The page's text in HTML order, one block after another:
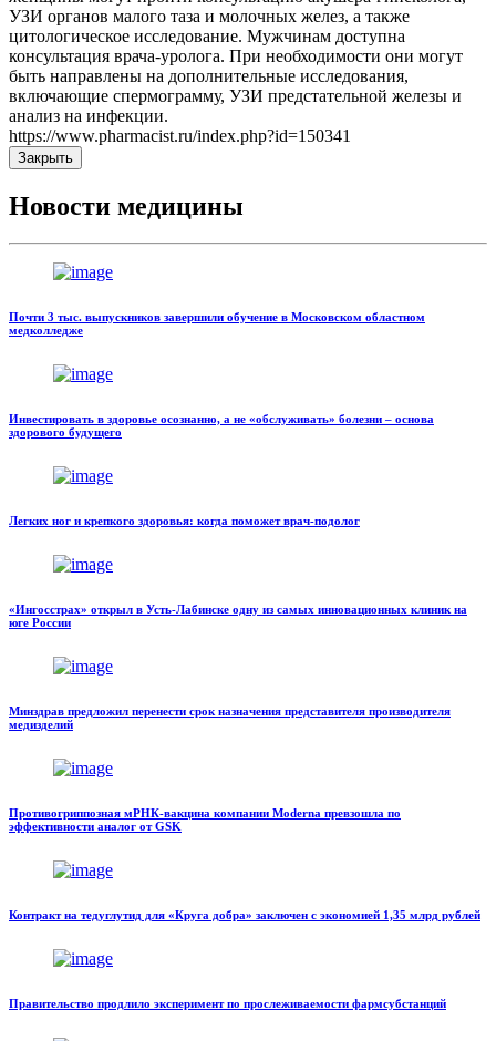
УЗИ органов малого таза и молочных желез, а также
цитологическое исследование. Мужчинам доступна
консультация врача-уролога. При необходимости они могут
быть направлены на дополнительные исследования,
включающие спермограмму, УЗИ предстательной железы и
анализ на инфекции.
https://www.pharmacist.ru/index.php?id=150341
Закрыть
Новости медицины
Почти 3 тыс. выпускников завершили обучение в Московском областном
медколледже
Инвестировать в здоровье осознанно, а не «обслуживать» болезни – основа
здорового будущего
Легких ног и крепкого здоровья: когда поможет врач-подолог
«Ингосстрах» открыл в Усть-Лабинске одну из самых инновационных клиник на
юге России
Минздрав предложил перенести срок назначения представителя производителя
медизделий
Противогриппозная мРНК-вакцина компании Moderna превзошла по
эффективности аналог от GSK
Контракт на тедуглутид для «Круга добра» заключен с экономией 1,35 млрд рублей
Правительство продлило эксперимент по прослеживаемости фармсубстанций